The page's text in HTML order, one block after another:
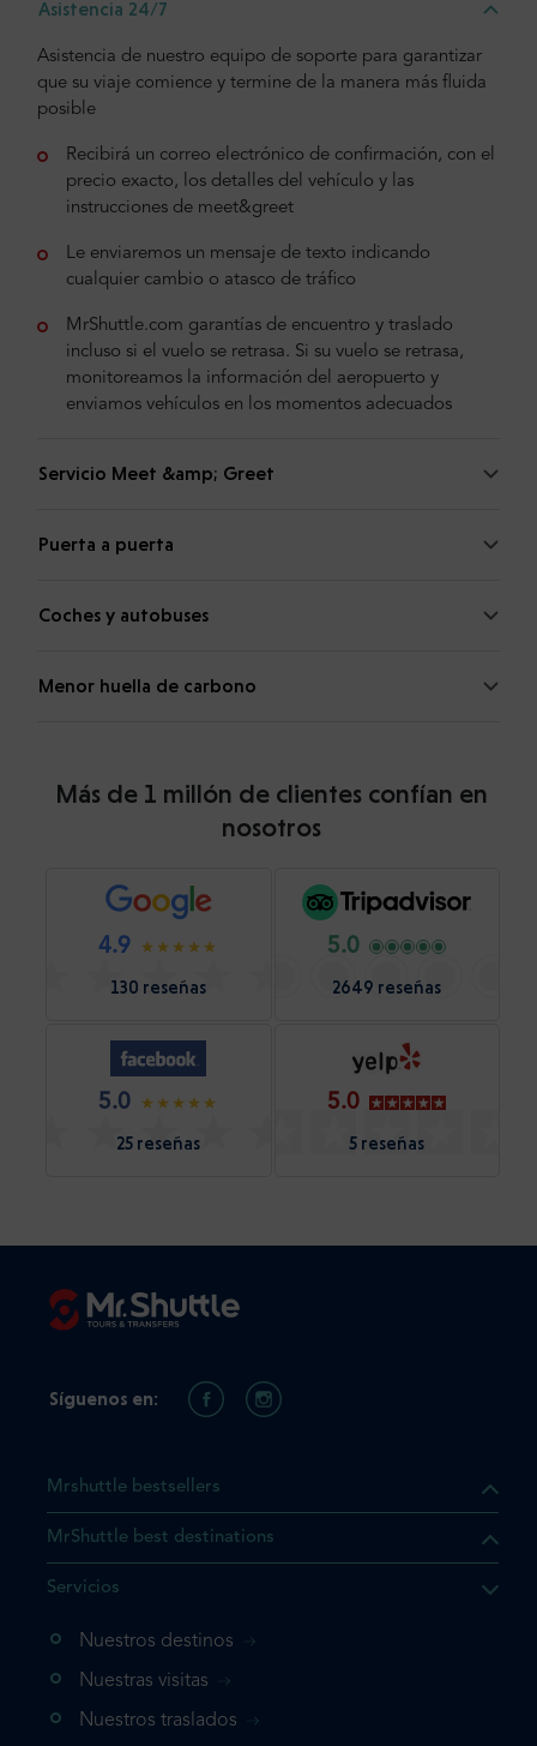
Asistencia 24/7
Asistencia de nuestro equipo de soporte para garantizar
que su viaje comience y termine de la manera más fluida
posible
Recibirá un correo electrónico de confirmación, con el
precio exacto, los detalles del vehículo y las
instrucciones de meet&greet
Le enviaremos un mensaje de texto indicando
cualquier cambio o atasco de tráfico
MrShuttle.com garantías de encuentro y traslado
incluso si el vuelo se retrasa. Si su vuelo se retrasa,
monitoreamos la información del aeropuerto y
enviamos vehículos en los momentos adecuados
Servicio Meet &amp; Greet
Puerta a puerta
Coches y autobuses
Menor huella de carbono
Más de 1 millón de clientes confían en
nosotros
4.9
130 reseñas
5.0
2649 reseñas
5.0
25 reseñas
5.0
5 reseñas
el producto que busca ya
vaya directamente a su
su reserva.
Mrshuttle bestsellers
MrShuttle best destinations
Servicios
Nuestros destinos
Nuestras visitas
Nuestros traslados
Síguenos en: